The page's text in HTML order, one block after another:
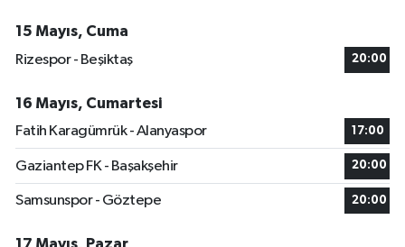
15 Mayıs, Cuma
Rizespor - Beşiktaş
20:00
16 Mayıs, Cumartesi
Fatih Karagümrük - Alanyaspor
17:00
Gaziantep FK - Başakşehir 20:00
Samsunspor - Göztepe 20:00